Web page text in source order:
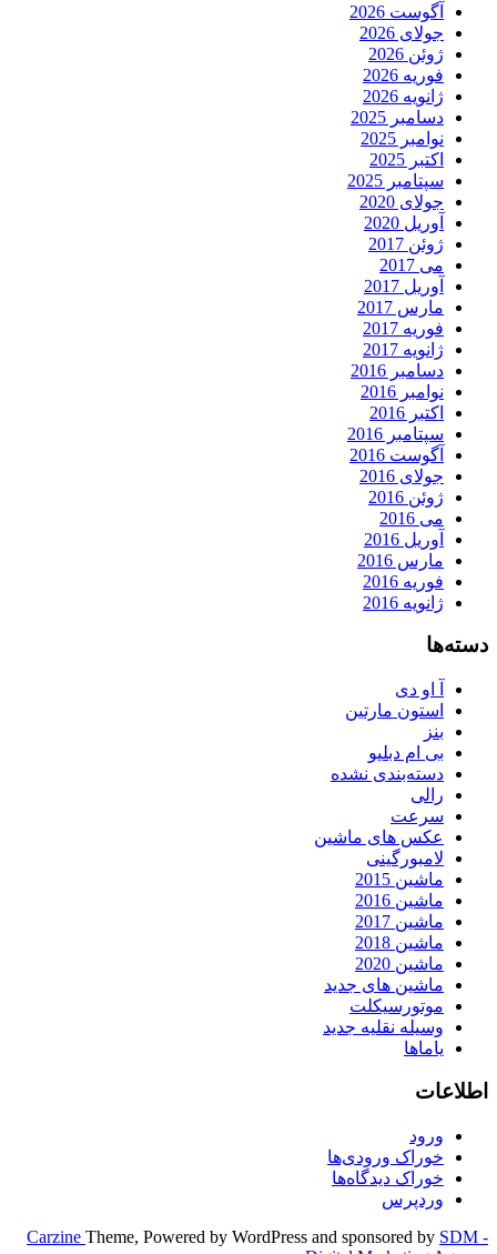
آگوست 2026
جولای 2026
ژوئن 2026
فوریه 2026
ژانویه 2026
دسامبر 2025
نوامبر 2025
اکتبر 2025
سپتامبر 2025
جولای 2020
آوریل 2020
ژوئن 2017
می 2017
آوریل 2017
مارس 2017
فوریه 2017
ژانویه 2017
دسامبر 2016
نوامبر 2016
اکتبر 2016
سپتامبر 2016
آگوست 2016
جولای 2016
ژوئن 2016
می 2016
آوریل 2016
مارس 2016
فوریه 2016
ژانویه 2016
دسته‌ها
آ او دی
استون مارتین
بنز
بی ام دبلیو
دسته‌بندی نشده
رالی
سرعت
عکس های ماشین
لامبورگینی
ماشین 2015
ماشین 2016
ماشین 2017
ماشین 2018
ماشین 2020
ماشین های جدید
موتورسیکلت
وسیله نقلیه جدید
یاماها
اطلاعات
ورود
خوراک ورودی‌ها
خوراک دیدگاه‌ها
وردپرس
Carzine Theme, Powered by WordPress and sponsored by SDM -